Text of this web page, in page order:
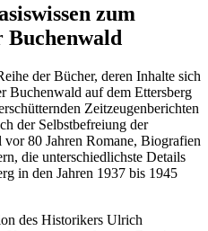
zum
der Bücher, deren Inhalte sich
Buchenwald auf dem Ettersberg
Zeitzeugenberichten
der Selbstbefreiung der
80 Jahren Romane, Biografien
die unterschiedlichste Details
in den Jahren 1937 bis 1945
des Historikers Ulrich